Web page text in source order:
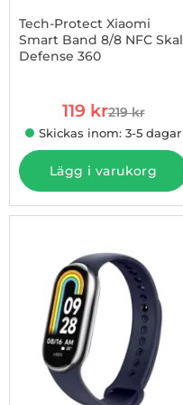
Tech-Protect Xiaomi
Smart Band 8/8 NFC Skal
Defense 360
rea pris
119 krtidigare pris
219 kr
Skickas inom: 3-5 dagar
Lägg i varukorg